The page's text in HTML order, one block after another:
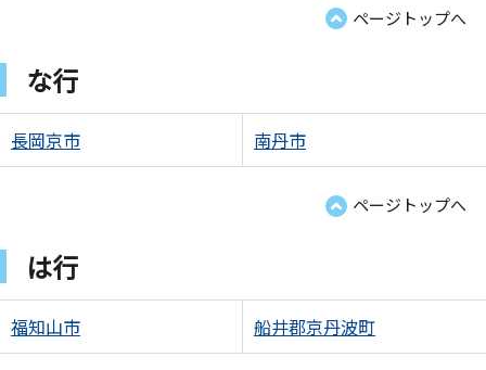
ページトップへ
な行
長岡京市 南丹市
ページトップへ
は行
福知山市 船井郡京丹波町